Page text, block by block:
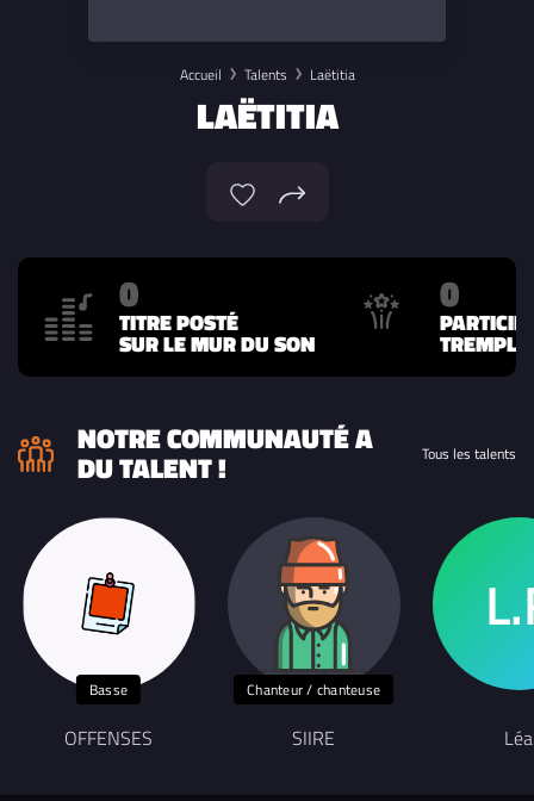
Accueil Talents Laëtitia
LAËTITIA
0
TITRE POSTÉ
SUR LE MUR DU SON
0
NOTRE COMMUNAUTÉ A
DU TALENT ! Tous les talents
Basse
OFFENSES
Chanteur / chanteuse
SIIRE Léa